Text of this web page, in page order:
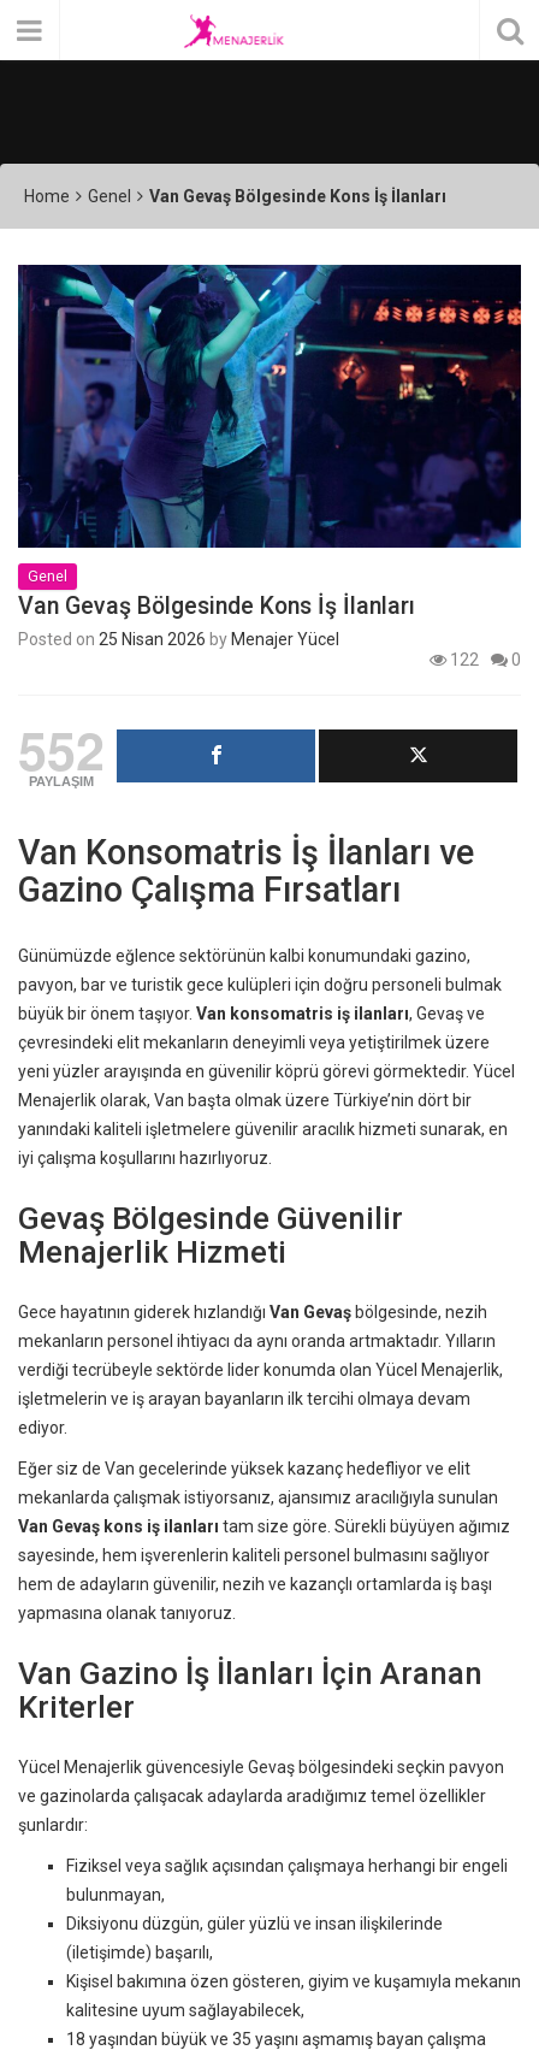
Home Genel Van Gevaş Bölgesinde Kons İş İlanları
Genel
Van Gevaş Bölgesinde Kons İş İlanları
Posted on 25 Nisan 2026 by Menajer Yücel
122
0
552
PAYLAŞIM
Van Konsomatris İş İlanları ve
Gazino Çalışma Fırsatları
Günümüzde eğlence sektörünün kalbi konumundaki gazino,
pavyon, bar ve turistik gece kulüpleri için doğru personeli bulmak
büyük bir önem taşıyor. Van konsomatris iş ilanları, Gevaş ve
çevresindeki elit mekanların deneyimli veya yetiştirilmek üzere
yeni yüzler arayışında en güvenilir köprü görevi görmektedir. Yücel
Menajerlik olarak, Van başta olmak üzere Türkiye’nin dört bir
yanındaki kaliteli işletmelere güvenilir aracılık hizmeti sunarak, en
iyi çalışma koşullarını hazırlıyoruz.
Gevaş Bölgesinde Güvenilir
Menajerlik Hizmeti
Gece hayatının giderek hızlandığı Van Gevaş bölgesinde, nezih
mekanların personel ihtiyacı da aynı oranda artmaktadır. Yılların
verdiği tecrübeyle sektörde lider konumda olan Yücel Menajerlik,
işletmelerin ve iş arayan bayanların ilk tercihi olmaya devam
ediyor.
Eğer siz de Van gecelerinde yüksek kazanç hedefliyor ve elit
mekanlarda çalışmak istiyorsanız, ajansımız aracılığıyla sunulan
Van Gevaş kons iş ilanları tam size göre. Sürekli büyüyen ağımız
sayesinde, hem işverenlerin kaliteli personel bulmasını sağlıyor
hem de adayların güvenilir, nezih ve kazançlı ortamlarda iş başı
yapmasına olanak tanıyoruz.
Van Gazino İş İlanları İçin Aranan
Kriterler
Yücel Menajerlik güvencesiyle Gevaş bölgesindeki seçkin pavyon
ve gazinolarda çalışacak adaylarda aradığımız temel özellikler
şunlardır:
Fiziksel veya sağlık açısından çalışmaya herhangi bir engeli
bulunmayan,
Diksiyonu düzgün, güler yüzlü ve insan ilişkilerinde
(iletişimde) başarılı,
Kişisel bakımına özen gösteren, giyim ve kuşamıyla mekanın
kalitesine uyum sağlayabilecek,
18 yaşından büyük ve 35 yaşını aşmamış bayan çalışma